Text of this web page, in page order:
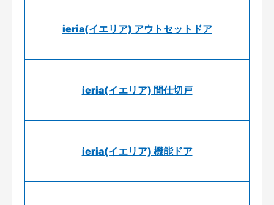
ieria(イエリア) アウトセットドア
ieria(イエリア) 間仕切戸
ieria(イエリア) 機能ドア